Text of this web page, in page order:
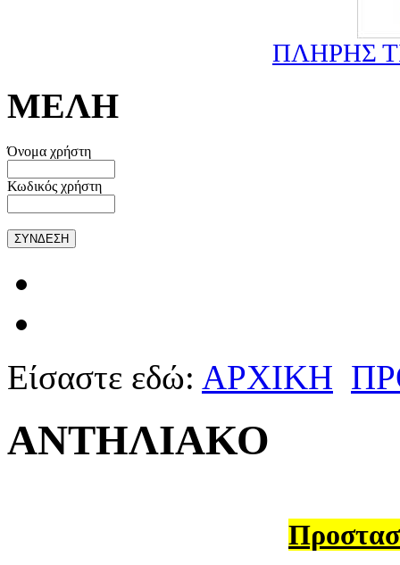
ΠΛΗΡΗΣ
ΜΕΛΗ
Όνομα χρήστη
Κωδικός χρήστη
Είσαστε εδώ: ΑΡΧΙΚΗ
ΑΝΤΗΛΙΑΚΟ